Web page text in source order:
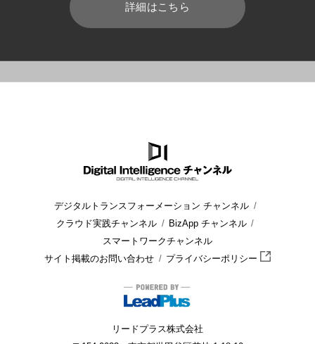
詳細はこちら
デジタルトランスフォーメーション チャンネル
クラウド実践チャンネル
BizApp チャンネル
スマートワークチャンネル
サイト掲載のお問い合わせ
プライバシーポリシー
リードプラス株式会社